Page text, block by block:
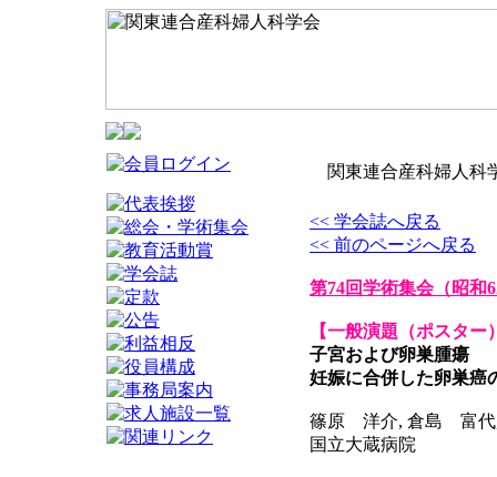
関東連合産科婦人科
<< 学会誌へ戻る
<< 前のページへ戻る
第74回学術集会（昭和
【一般演題（ポスター
子宮および卵巣腫瘍
妊娠に合併した卵巣癌
篠原 洋介, 倉島 富
国立大蔵病院